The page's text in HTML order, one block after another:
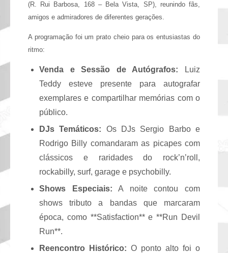
(R. Rui Barbosa, 168 – Bela Vista, SP), reunindo fãs,
amigos e admiradores de diferentes gerações.
A programação foi um prato cheio para os entusiastas do
ritmo:
Venda e Sessão de Autógrafos: Luiz
Teddy esteve presente para autografar
exemplares e compartilhar memórias com o
público.
DJs Temáticos: Os DJs Sergio Barbo e
Rodrigo Billy comandaram as picapes com
clássicos e raridades do rock’n’roll,
rockabilly, surf, garage e psychobilly.
Shows Especiais: A noite contou com
shows tributo a bandas que marcaram
época, como **Satisfaction** e **Run Devil
Run**.
Reencontro Histórico: O ponto alto foi o